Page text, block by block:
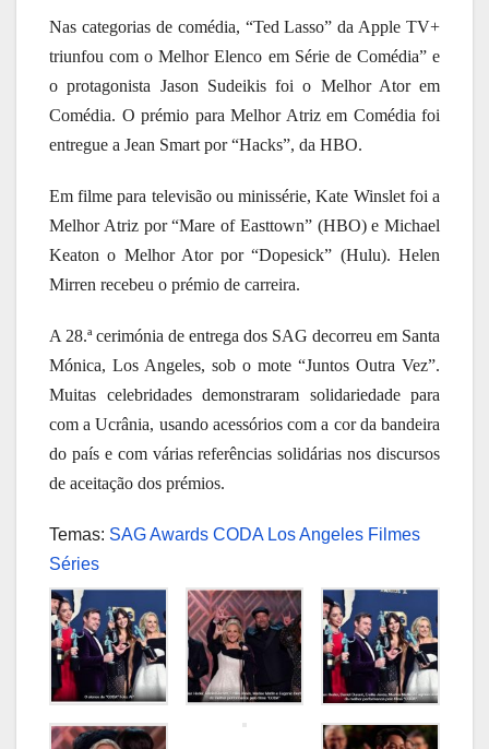
Nas categorias de comédia, “Ted Lasso” da Apple TV+
triunfou com o Melhor Elenco em Série de Comédia” e
o protagonista Jason Sudeikis foi o Melhor Ator em
Comédia. O prémio para Melhor Atriz em Comédia foi
entregue a Jean Smart por “Hacks”, da HBO.
Em filme para televisão ou minissérie, Kate Winslet foi a
Melhor Atriz por “Mare of Easttown” (HBO) e Michael
Keaton o Melhor Ator por “Dopesick” (Hulu). Helen
Mirren recebeu o prémio de carreira.
A 28.ª cerimónia de entrega dos SAG decorreu em Santa
Mónica, Los Angeles, sob o mote “Juntos Outra Vez”.
Muitas celebridades demonstraram solidariedade para
com a Ucrânia, usando acessórios com a cor da bandeira
do país e com várias referências solidárias nos discursos
de aceitação dos prémios.
Temas: SAG Awards CODA Los Angeles Filmes
Séries